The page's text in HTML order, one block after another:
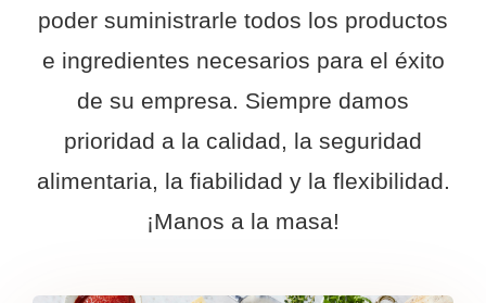
Deutsch
poder suministrarle todos los productos
e ingredientes necesarios para el éxito
de su empresa. Siempre damos
prioridad a la calidad, la seguridad
alimentaria, la fiabilidad y la flexibilidad.
¡Manos a la masa!